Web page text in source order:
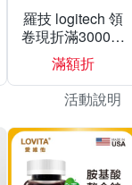
羅技 logitech 領
卷現折滿3000折
300
滿額折
活動說明